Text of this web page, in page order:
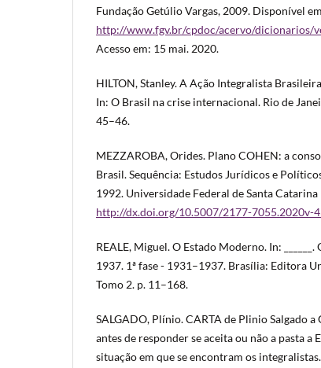
Fundação Getúlio Vargas, 2009. Disponível
http://www.fgv.br/cpdoc/acervo/dicionarios/
Acesso em: 15 mai. 2020.
HILTON, Stanley. A Ação Integralista
In: O Brasil na crise internacional. Rio de
45–46.
MEZZAROBA, Orides. Plano COHEN: a
Brasil. Sequência: Estudos Jurídicos e
1992. Universidade Federal de Santa Catarina
http://dx.doi.org/10.5007/2177-7055.2020v-
REALE, Miguel. O Estado Moderno. In:
1937. 1ª fase - 1931–1937. Brasília: Editora
Tomo 2. p. 11–168.
SALGADO, Plínio. CARTA de Plinio Salgado
antes de responder se aceita ou não a pasta a
situação em que se encontram os